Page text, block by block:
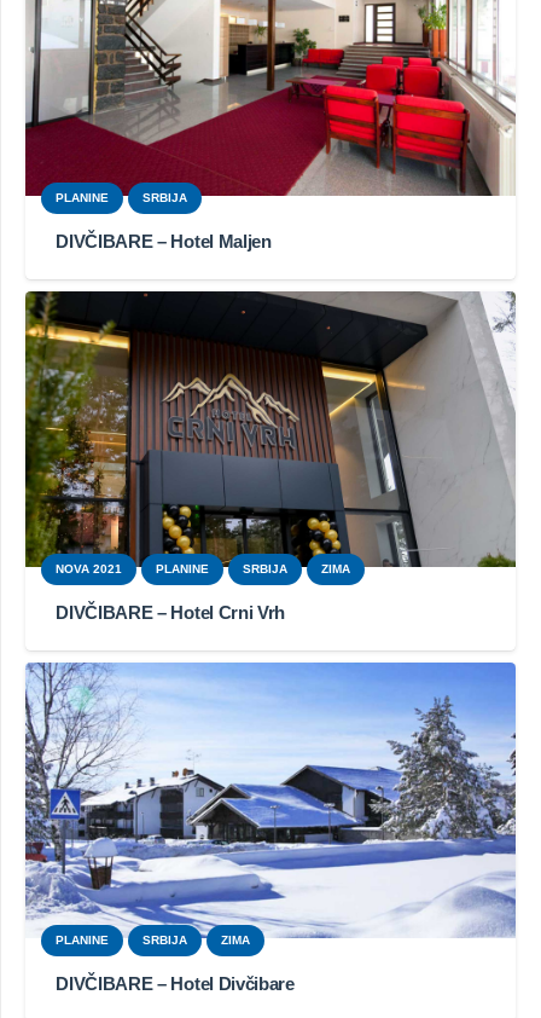
PLANINE SRBIJA
DIVČIBARE – Hotel Maljen
NOVA 2021 PLANINE SRBIJA ZIMA
DIVČIBARE – Hotel Crni Vrh
PLANINE SRBIJA ZIMA
DIVČIBARE – Hotel Divčibare